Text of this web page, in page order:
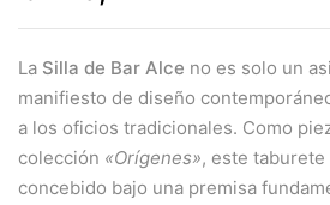
La Silla de Bar Alce no es solo un
manifiesto de diseño
a los oficios tradicionales. Como
colección «Orígenes», este taburete
concebido bajo una premisa